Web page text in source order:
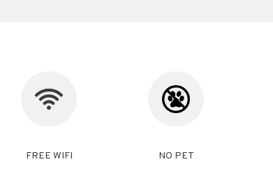
FREE WIFI NO PET